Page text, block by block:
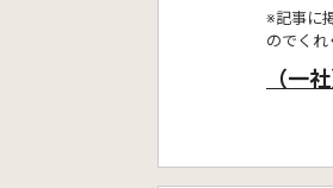
※記事に
のでくれ
（一